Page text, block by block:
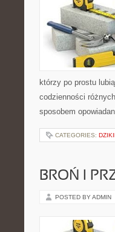
którzy po prostu
codzienności
sposobem
CATEGORIES:
BROŃ I
POSTED BY ADMIN